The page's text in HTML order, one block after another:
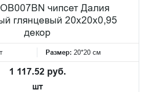
чипсет Далия
глянцевый 20x20x0,95
декор
Размер: 20*20 см
1 117.52 руб.
шт